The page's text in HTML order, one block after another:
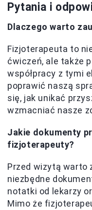
Pytania i
Dlaczego warto
Fizjoterapeuta to
ćwiczeń, ale także
współpracy z tymi
poprawić naszą
się, jak unikać
wzmacniać nasze
Jakie dokumenty
fizjoterapeuty?
Przed wizytą warto
niezbędne
notatki od lekarzy
Mimo że